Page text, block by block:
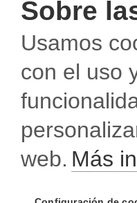
Sobre
Usamos
con el uso
web. Más